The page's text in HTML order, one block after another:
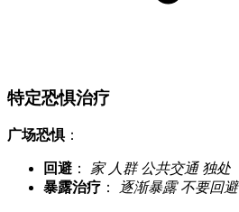
特定恐惧治疗
广场恐惧 ：
回避 ： 家 人群 公共交通 独处
暴露治疗 ： 逐渐暴露 不要回避